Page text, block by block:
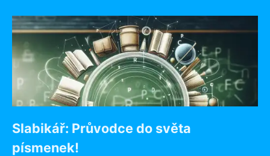
Slabikář: Průvodce do světa
písmenek!